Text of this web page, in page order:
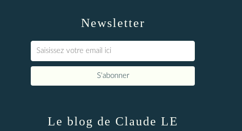
Newsletter
Le blog de Claude LE